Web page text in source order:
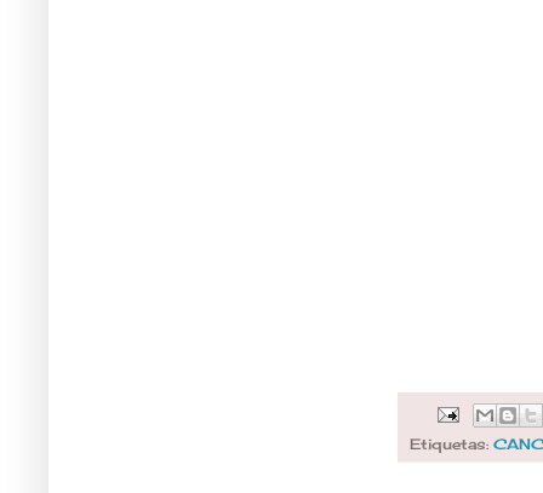
Etiquetas: